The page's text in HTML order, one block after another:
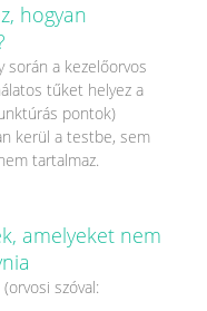
hogyan
során a kezelőorvos
tűket helyez a
pontok)
kerül a testbe, sem
tartalmaz.
amelyeket nem
szóval: